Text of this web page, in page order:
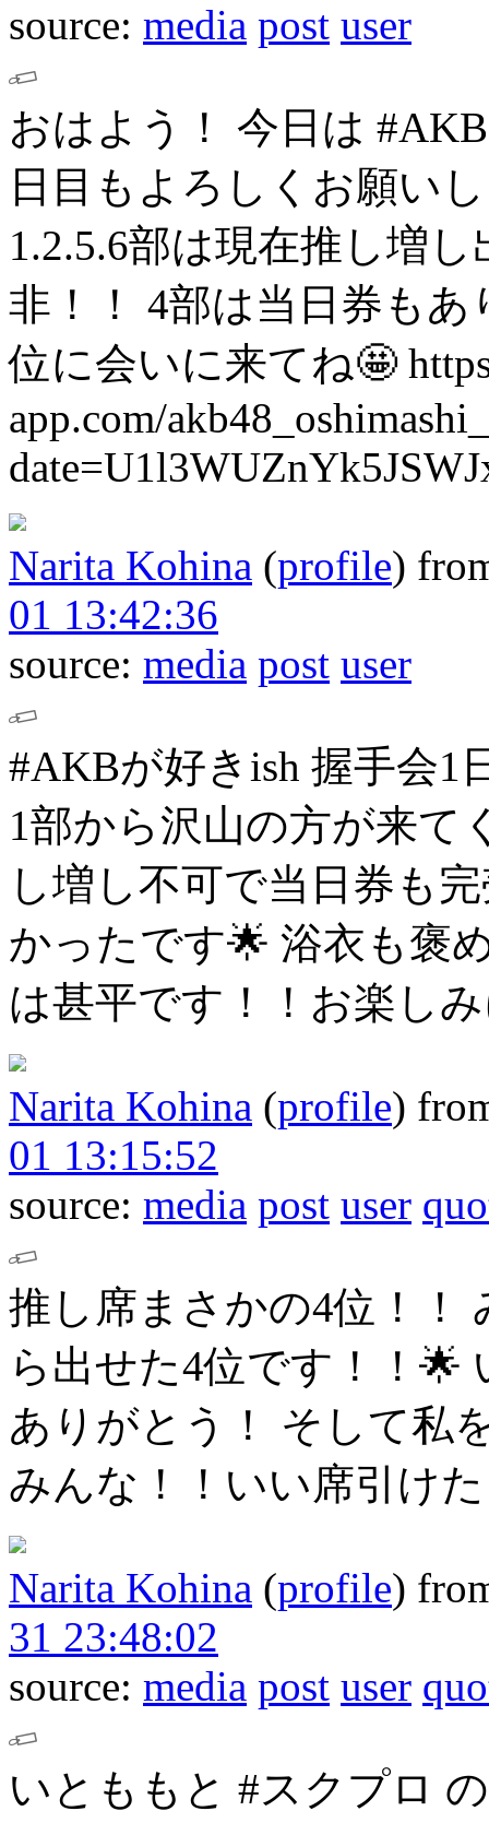
source: media post user
おはよう！
今日は
日目もよろしくお願い
1.2.5.6部は現在推し増
非！！
4部は当日券もあ
位に会いに来てね🤩
app.com/
Narita Kohina (profile)
01 13:42:36
source: media post user
#AKBが好きish 握手会1
1部から沢山の方が来て
し増し不可で当日券も
かったです🌟 浴衣も褒
は甚平です！！お楽し
Narita Kohina (profile)
01 13:15:52
source: media post user
推し席まさかの4位！！
ら出せた4位です！！🌟
ありがとう！
そして私
みんな！！いい席引け
Narita Kohina (profile)
31 23:48:02
source: media post user
いとももと #スクプロ